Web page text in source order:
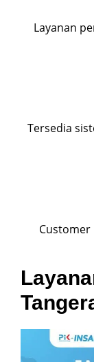
Layanan
Tersedia
Customer